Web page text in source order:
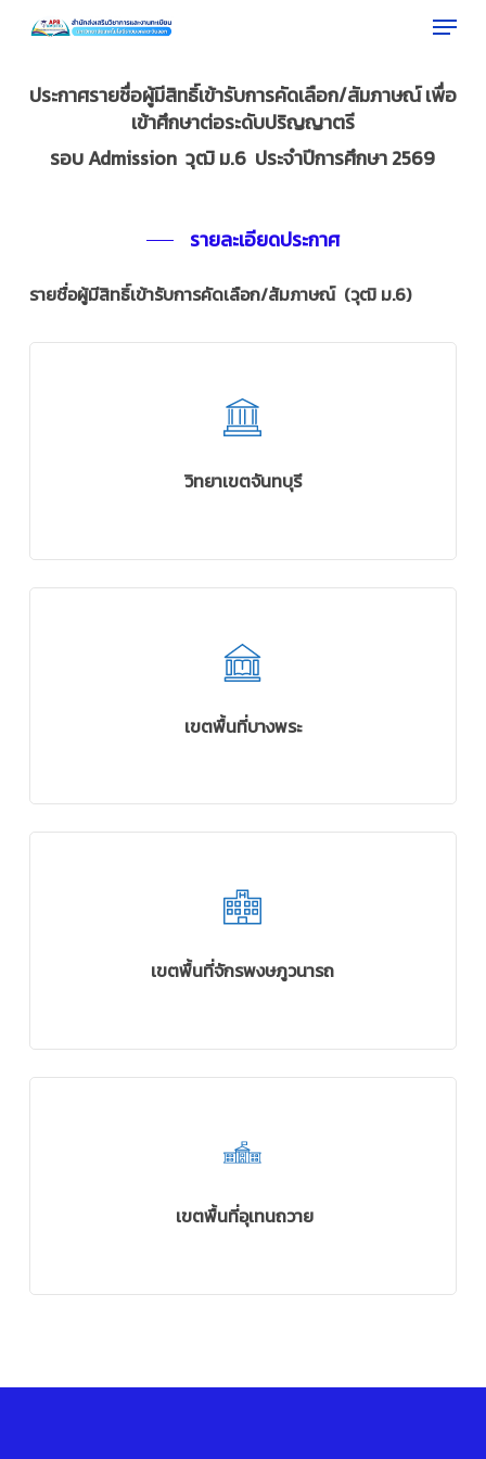
content
Menu
ประกาศรายชื่อผู้มีสิทธิ์เข้ารับการคัดเลือก/สัมภาษณ์ เพื่อ
เข้าศึกษาต่อระดับปริญญาตรี
รอบ Admission วุฒิ ม.6 ประจำปีการศึกษา 2569
รายละเอียดประกาศ
รายชื่อผู้มีสิทธิ์เข้ารับการคัดเลือก/สัมภาษณ์ (วุฒิ ม.6)
วิทยาเขตจันทบุรี
เขตพื้นที่บางพระ
เขตพื้นที่จักรพงษภูวนารถ
เขตพื้นที่อุเทนถวาย
Menu